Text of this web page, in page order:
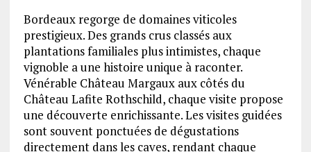
Bordeaux regorge de domaines viticoles
prestigieux. Des grands crus classés aux
plantations familiales plus intimistes, chaque
vignoble a une histoire unique à raconter.
Vénérable Château Margaux aux côtés du
Château Lafite Rothschild, chaque visite propose
une découverte enrichissante. Les visites guidées
sont souvent ponctuées de dégustations
directement dans les caves, rendant chaque